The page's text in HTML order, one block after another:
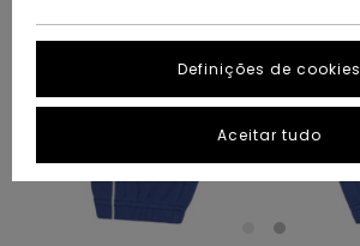
Definições de cookies
Aceitar tudo